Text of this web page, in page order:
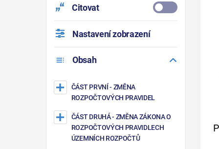
Citovat
Nastavení zobrazení
Obsah
ČÁST PRVNÍ- ZMĚNA
ROZPOČTOVÝCH PRAVIDEL
ČÁST DRUHÁ- ZMĚNA ZÁKONA O
ROZPOČTOVÝCH PRAVIDLECH
ÚZEMNÍCH ROZPOČTŮ